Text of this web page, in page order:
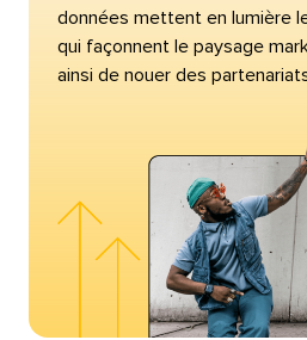
données mettent en lumière
qui façonnent le paysage
ainsi de nouer des